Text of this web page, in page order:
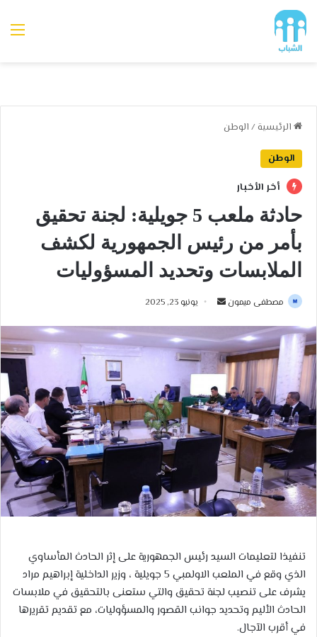
الرئيسية / الوطن
الوطن
أخر الأخبار
حادثة ملعب 5 جويلية: لجنة تحقيق
بأمر من رئيس الجمهورية لكشف
الملابسات وتحديد المسؤوليات
مصطفى ميمون
أرسل
إلكترونيا
يونيو 23, 2025
تنفيذا لتعليمات السيد رئيس الجمهورية على إثر الحادث المأساوي
الذي وقع في الملعب الاولمبي 5 جويلية ، وزير الداخلية إبراهيم مراد
يشرف على تنصيب لجنة تحقيق والتي ستعنى بالتحقيق في ملابسات
الحادث الأليم وتحديد جوانب القصور والمسؤوليات، مع تقديم تقريرها
في أقرب الآجال.